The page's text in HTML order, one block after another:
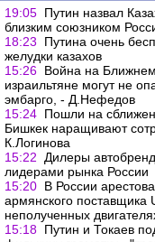
19:05 Путин назвал
близким союзником
18:23
Путина очень
желудки казахов
15:26 Война на
израильтяне могут не
эмбарго, - Д.Нефедов
15:24 Пошли на
Бишкек наращивают
К.Логинова
15:22
Дилеры
лидерами рынка России
15:20 В России
армянского поставщика
неполученных
15:18 Путин и Токаев